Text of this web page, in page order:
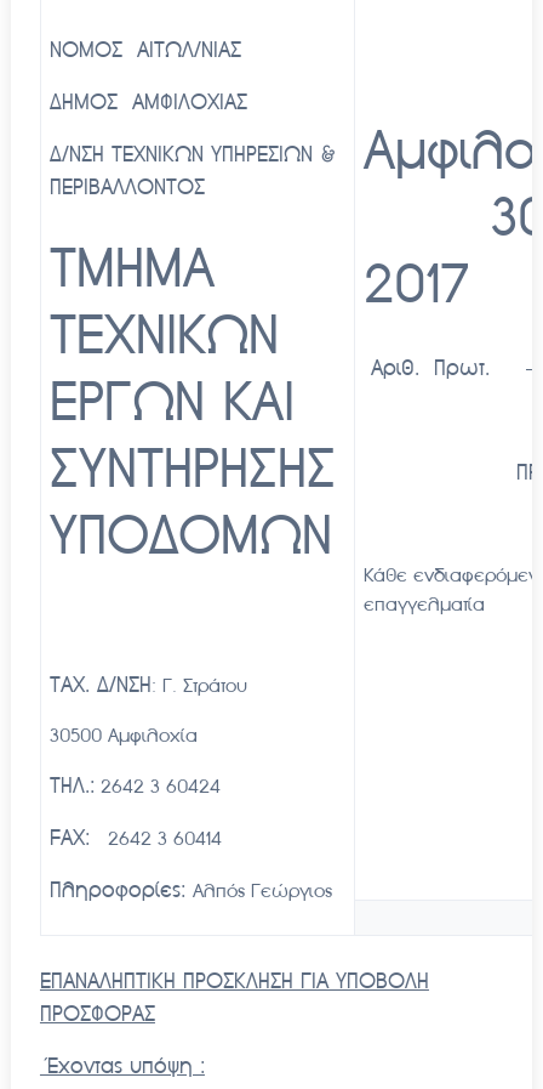
ΝΟΜΟΣ ΑΙΤΩΛ/ΝΙΑΣ
ΔΗΜΟΣ ΑΜΦΙΛΟΧΙΑΣ
Δ/ΝΣΗ ΤΕΧΝΙΚΩΝ ΥΠΗΡΕΣΙΩΝ &
ΠΕΡΙΒΑΛΛΟΝΤΟΣ
ΤΜΗΜΑ
ΤΕΧΝΙΚΩΝ
ΕΡΓΩΝ ΚΑΙ
ΣΥΝΤΗΡΗΣΗΣ
ΥΠΟΔΟΜΩΝ
ΤΑΧ. Δ/ΝΣΗ: Γ. Στράτου
30500 Αμφιλοχία
ΤΗΛ.: 2642 3 60424
FAX: 2642 3 60414
Πληροφορίες: Αλπός Γεώργιος
2017
Αριθ. Πρωτ. –
Κάθε
επαγγελματία
ΕΠΑΝΑΛΗΠΤΙΚΗ ΠΡΟΣΚΛΗΣΗ ΓΙΑ ΥΠΟΒΟΛΗ
ΠΡΟΣΦΟΡΑΣ
Έχοντας υπόψη :